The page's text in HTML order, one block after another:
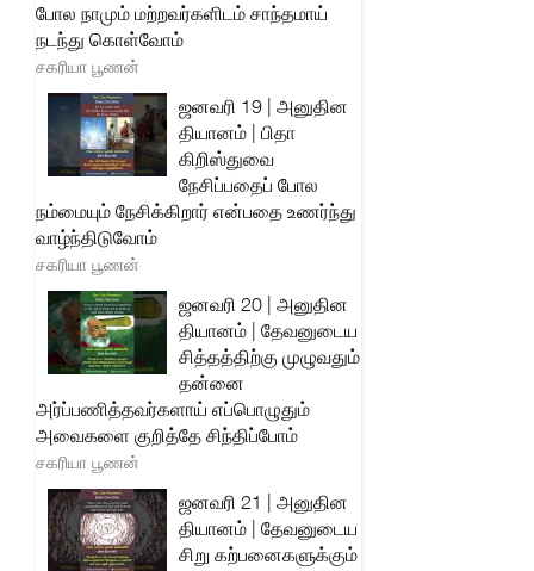
போல நாமும் மற்றவர்களிடம் சாந்தமாய்
நடந்து கொள்வோம்
சகரியா பூணன்
ஜனவரி 19 | அனுதின
தியானம் | பிதா
கிறிஸ்துவை
நேசிப்பதைப் போல
நம்மையும் நேசிக்கிறார் என்பதை உணர்ந்து
வாழ்ந்திடுவோம்
சகரியா பூணன்
ஜனவரி 20 | அனுதின
தியானம் | தேவனுடைய
சித்தத்திற்கு முழுவதும்
தன்னை
அர்ப்பணித்தவர்களாய் எப்பொழுதும்
அவைகளை குறித்தே சிந்திப்போம்
சகரியா பூணன்
ஜனவரி 21 | அனுதின
தியானம் | தேவனுடைய
சிறு கற்பனைகளுக்கும்